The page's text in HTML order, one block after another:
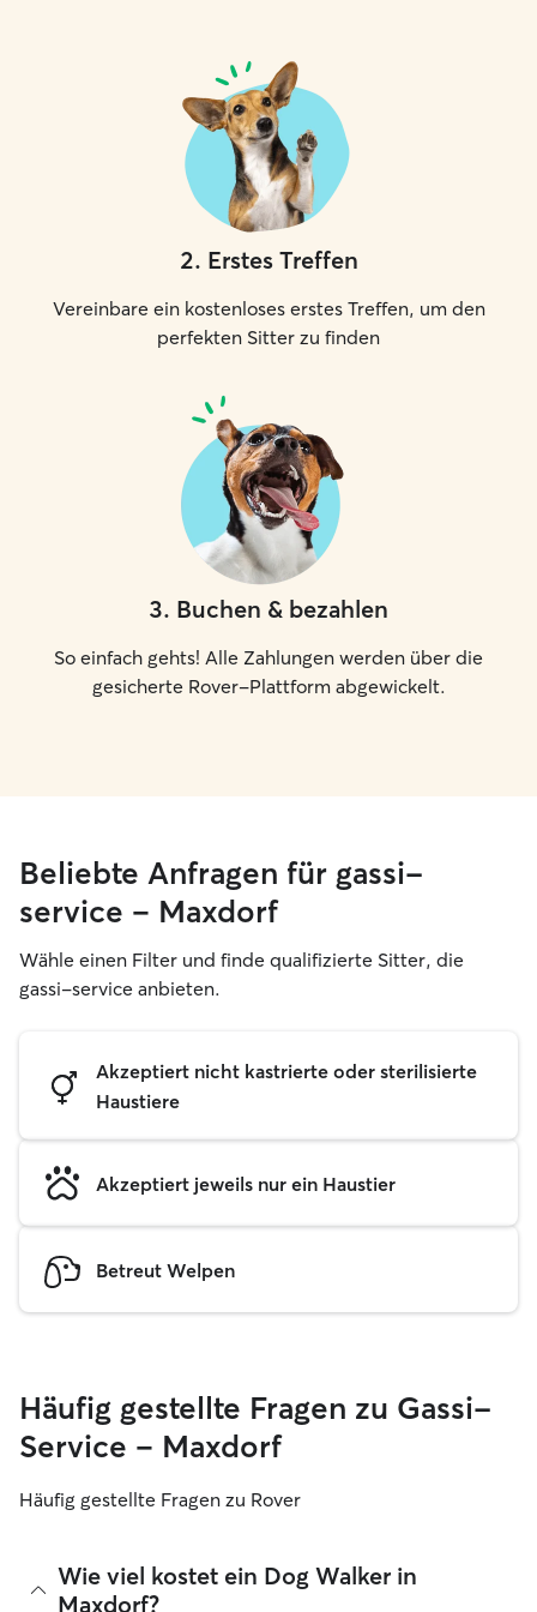
2. Erstes Treffen
Vereinbare ein kostenloses erstes Treffen, um den
perfekten Sitter zu finden
3. Buchen & bezahlen
So einfach gehts! Alle Zahlungen werden über die
gesicherte Rover-Plattform abgewickelt.
Beliebte Anfragen für gassi-
service – Maxdorf
Wähle einen Filter und finde qualifizierte Sitter, die
gassi-service anbieten.
Akzeptiert nicht kastrierte oder sterilisierte
Haustiere
Akzeptiert jeweils nur ein Haustier
Betreut Welpen
Häufig gestellte Fragen zu Gassi-
Service – Maxdorf
Häufig gestellte Fragen zu Rover
Wie viel kostet ein Dog Walker in
Maxdorf?